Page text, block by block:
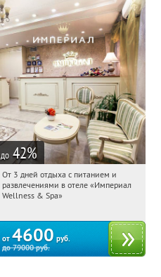
до 42%
04:05:42 Купили:
Калужская обл., г. Обнинск, Киевское
От 3 дней отдыха с питанием и
развлечениями в отеле «Империал
Wellness & Spa»
от 4600 руб.
до79000руб.